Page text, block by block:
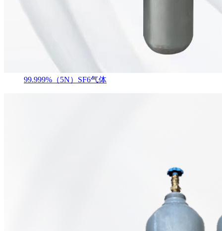
99.999%（5N）SF6气体